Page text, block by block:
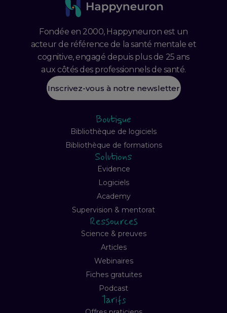
Fondée en 2000, Happyneuron est un
acteur de référence de la santé mentale et
cognitive, engagé depuis plus de 25 ans
aux côtés des professionnels de santé.
Inscrivez-vous à notre newsletter
Boutique
Bibliothèque de logiciels
Bibliothèque de formations
Solutions
Evidence
Logiciels
Academy
Supervision & mentorat
Ressources
Science & preuves
Articles
Webinaires
Fiches gratuites
Podcast
Tarifs